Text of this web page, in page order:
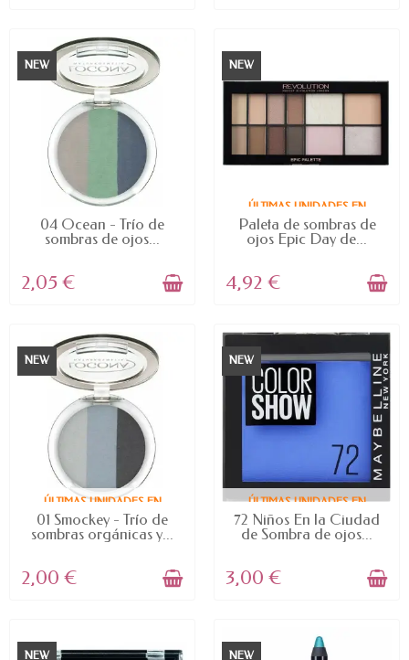
NEW
AVAILABLE
04 Ocean - Trío de
sombras de ojos...
2,05 €
NEW
ÚLTIMAS UNIDADES EN
STOCK
Paleta de sombras de
ojos Epic Day de...
4,92 €
NEW
ÚLTIMAS UNIDADES EN
STOCK
01 Smockey - Trío de
sombras orgánicas y...
2,00 €
NEW
ÚLTIMAS UNIDADES EN
STOCK
72 Niños En la Ciudad
de Sombra de ojos...
3,00 €
NEW NEW